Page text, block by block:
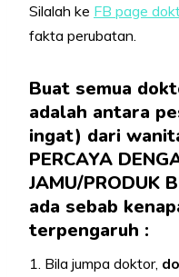
Silalah ke FB page
fakta perubatan.
Buat semua
adalah antara
ingat) dari
PERCAYA
JAMU/PRODUK
ada sebab
terpengaruh :
1. Bila jumpa doktor,